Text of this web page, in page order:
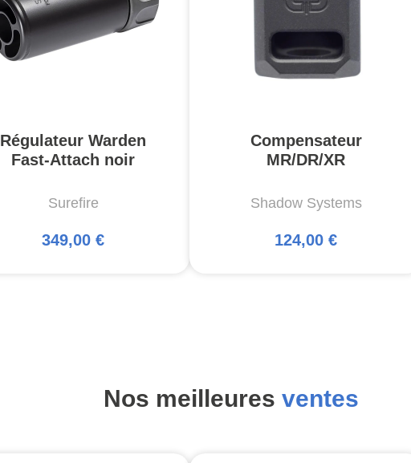
Régulateur Warden
Fast-Attach noir
Surefire
349,00 €
Compensateur
MR/DR/XR
Shadow Systems
124,00 €
Nos meilleures ventes